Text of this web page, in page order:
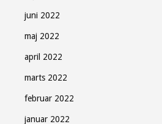
juni 2022
maj 2022
april 2022
marts 2022
februar 2022
januar 2022